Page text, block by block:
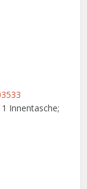
Innentasche;